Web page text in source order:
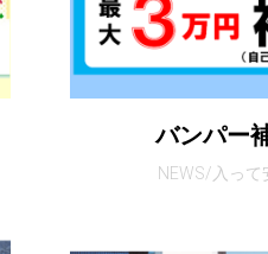
バンパー
NEWS/入って